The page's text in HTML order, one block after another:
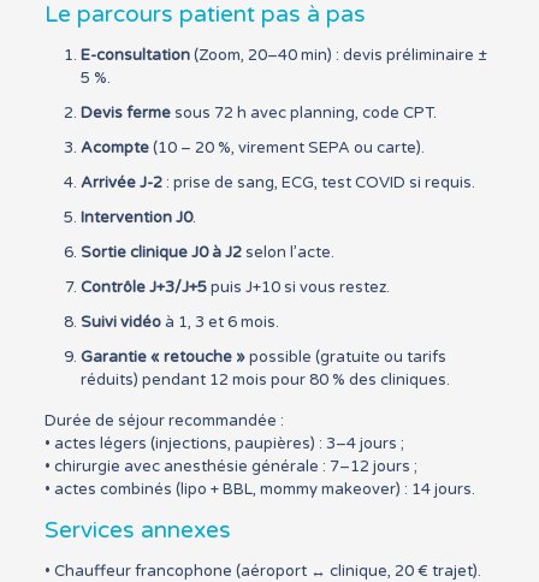
Le parcours patient pas à pas
E-consultation(Zoom, 20–40 min) : devis préliminaire ±
5 %.
Devis fermesous 72 h avec planning, code CPT.
Acompte(10 – 20 %, virement SEPA ou carte).
Arrivée J-2: prise de sang, ECG, test COVID si requis.
Intervention J0.
Sortie clinique J0 à J2selon l’acte.
Contrôle J+3/J+5puis J+10 si vous restez.
Suivi vidéoà 1, 3 et 6 mois.
Garantie « retouche »possible (gratuite ou tarifs
réduits) pendant 12 mois pour 80 % des cliniques.
Durée de séjour recommandée :
• actes légers (injections, paupières) : 3–4 jours ;
• chirurgie avec anesthésie générale : 7–12 jours ;
• actes combinés (lipo + BBL, mommy makeover) : 14 jours.
Services annexes
• Chauffeur francophone (aéroport ↔ clinique, 20 € trajet).